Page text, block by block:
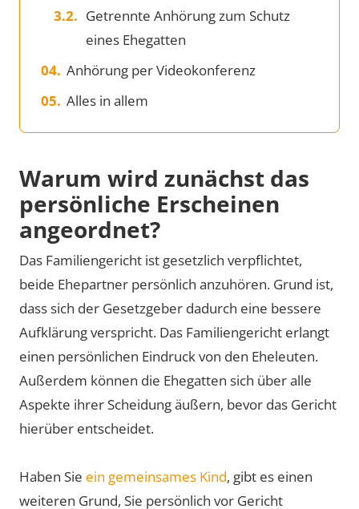
Getrennte Anhörung zum Schutz
eines Ehegatten
Anhörung per Videokonferenz
Alles in allem
Warum wird zunächst das
persönliche Erscheinen
angeordnet?
Das Familiengericht ist gesetzlich verpflichtet,
beide Ehepartner persönlich anzuhören. Grund ist,
dass sich der Gesetzgeber dadurch eine bessere
Aufklärung verspricht. Das Familiengericht erlangt
einen persönlichen Eindruck von den Eheleuten.
Außerdem können die Ehegatten sich über alle
Aspekte ihrer Scheidung äußern, bevor das Gericht
hierüber entscheidet.
Haben Sie ein gemeinsames Kind, gibt es einen
weiteren Grund, Sie persönlich vor Gericht